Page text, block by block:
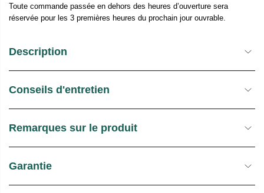
Toute commande passée en dehors des heures d’ouverture sera
réservée pour les 3 premières heures du prochain jour ouvrable.
Description
Conseils d'entretien
Remarques sur le produit
Garantie